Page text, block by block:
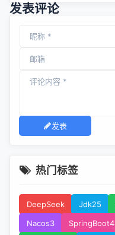
发表评论
发表
热门标签
DeepSeek Jdk25
Nacos3
SpringBoot4